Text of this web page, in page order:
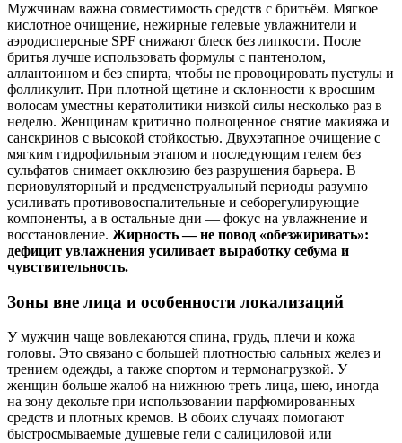
Мужчинам важна совместимость средств с бритьём. Мягкое
кислотное очищение, нежирные гелевые увлажнители и
аэродисперсные SPF снижают блеск без липкости. После
бритья лучше использовать формулы с пантенолом,
аллантоином и без спирта, чтобы не провоцировать пустулы и
фолликулит. При плотной щетине и склонности к вросшим
волосам уместны кератолитики низкой силы несколько раз в
неделю. Женщинам критично полноценное снятие макияжа и
санскринов с высокой стойкостью. Двухэтапное очищение с
мягким гидрофильным этапом и последующим гелем без
сульфатов снимает окклюзию без разрушения барьера. В
периовуляторный и предменструальный периоды разумно
усиливать противовоспалительные и себорегулирующие
компоненты, а в остальные дни — фокус на увлажнение и
восстановление. Жирность — не повод «обезжиривать»:
дефицит увлажнения усиливает выработку себума и
чувствительность.
Зоны вне лица и особенности локализаций
У мужчин чаще вовлекаются спина, грудь, плечи и кожа
головы. Это связано с большей плотностью сальных желез и
трением одежды, а также спортом и термонагрузкой. У
женщин больше жалоб на нижнюю треть лица, шею, иногда
на зону декольте при использовании парфюмированных
средств и плотных кремов. В обоих случаях помогают
быстросмываемые душевые гели с салициловой или